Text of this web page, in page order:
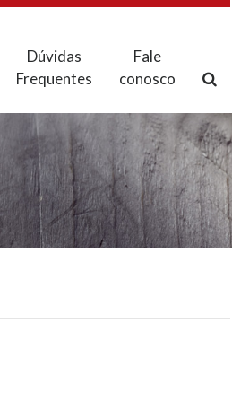
Dúvidas
Frequentes
Fale
conosco